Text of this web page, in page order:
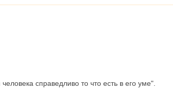
справедливо то что есть в его уме".